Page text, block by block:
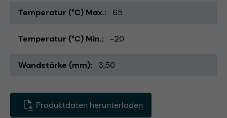
Temperatur (°C) Max. 65
Temperatur (°C) Min. -20
Wandstärke (mm) 3,50
Produktdaten herunterladen